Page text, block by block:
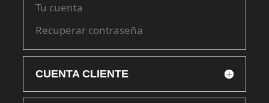
Tu cuenta
Recuperar contraseña
CUENTA CLIENTE